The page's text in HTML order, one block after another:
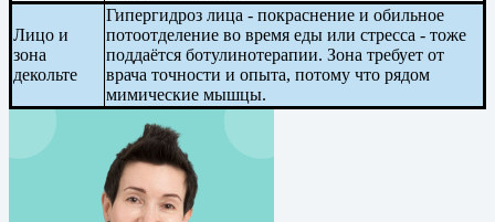
Лицо и
зона
декольте
Гипергидроз лица - покраснение и обильное
потоотделение во время еды или стресса - тоже
поддаётся ботулинотерапии. Зона требует от
врача точности и опыта, потому что рядом
мимические мышцы.